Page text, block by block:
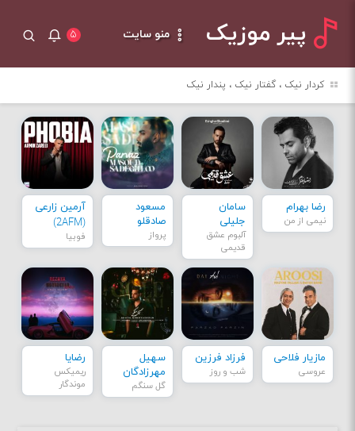
پیر موزیک منو سایت ۵
کردار نیک ، گفتار نیک ، پندار نیک
رضا بهرام
نیمی از من
سامان
جلیلی
آلبوم عشق
قدیمی
مسعود
صادقلو
پرواز
آرمین زارعی
(2AFM)
فوبیا
مازیار فلاحی
عروسی
فرزاد فرزین
شب و روز
سهیل
مهرزادگان
گل سنگم
رضایا
ریمیکس
موندگار